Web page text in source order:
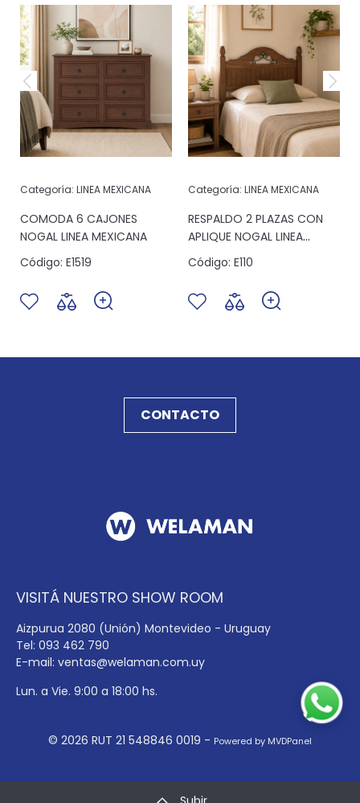
Categoría: LINEA MEXICANA
COMODA 6 CAJONES
NOGAL LINEA MEXICANA
Código: E1519
Categoría: LINEA MEXICANA
RESPALDO 2 PLAZAS CON
APLIQUE NOGAL LINEA
MEXICANA
Código: E110
CONTACTO
VISITÁ NUESTRO SHOW ROOM
Aizpurua 2080 (Unión) Montevideo - Uruguay
Tel: 093 462 790
E-mail: ventas@welaman.com.uy
Lun. a Vie. 9:00 a 18:00 hs.
© 2026 RUT 21 548846 0019 - Powered by MVDPanel